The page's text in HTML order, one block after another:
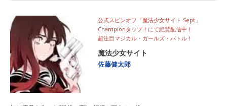
公式スピンオフ「魔法少女サイト Sept」
Championタップ！にて絶賛配信中！
超注目マジカル・ガールズ・バトル！
魔法少女サイト
佐藤健太郎